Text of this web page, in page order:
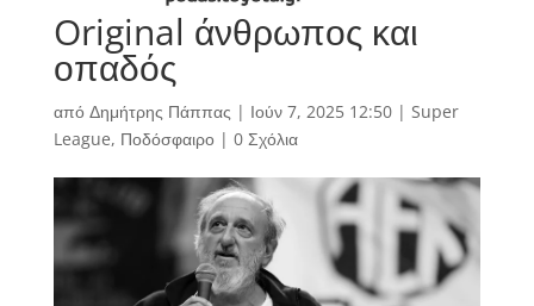
Original άνθρωπος και
οπαδός
από Δημήτρης Πάππας | Ιούν 7, 2025 12:50| Super
League, Ποδόσφαιρο| 0 Σχόλια